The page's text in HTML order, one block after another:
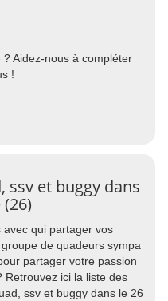
Aidez-nous à compléter
!
ssv et buggy dans
qui partager vos
de quadeurs sympa
partager votre passion
Retrouvez ici la liste des
ssv et buggy dans le 26